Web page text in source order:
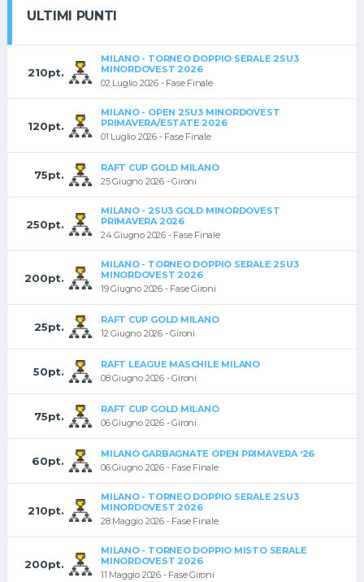
ULTIMI PUNTI
210pt.
MILANO - TORNEO DOPPIO SERALE 2SU3
MINORDOVEST 2026
02 Luglio 2026 - Fase Finale
120pt.
MILANO - OPEN 2SU3 MINORDOVEST
PRIMAVERA/ESTATE 2026
01 Luglio 2026 - Fase Finale
75pt.
RAFT CUP GOLD MILANO
25 Giugno 2026 - Gironi
250pt.
MILANO - 2SU3 GOLD MINORDOVEST
PRIMAVERA 2026
24 Giugno 2026 - Fase Finale
200pt.
MILANO - TORNEO DOPPIO SERALE 2SU3
MINORDOVEST 2026
19 Giugno 2026 - Fase Gironi
25pt.
RAFT CUP GOLD MILANO
12 Giugno 2026 - Gironi
50pt.
RAFT LEAGUE MASCHILE MILANO
08 Giugno 2026 - Gironi
75pt.
RAFT CUP GOLD MILANO
06 Giugno 2026 - Gironi
60pt.
MILANO GARBAGNATE OPEN PRIMAVERA ‘26
06 Giugno 2026 - Fase Finale
210pt.
MILANO - TORNEO DOPPIO SERALE 2SU3
MINORDOVEST 2026
28 Maggio 2026 - Fase Finale
200pt.
MILANO - TORNEO DOPPIO MISTO SERALE
MINORDOVEST 2026
11 Maggio 2026 - Fase Gironi